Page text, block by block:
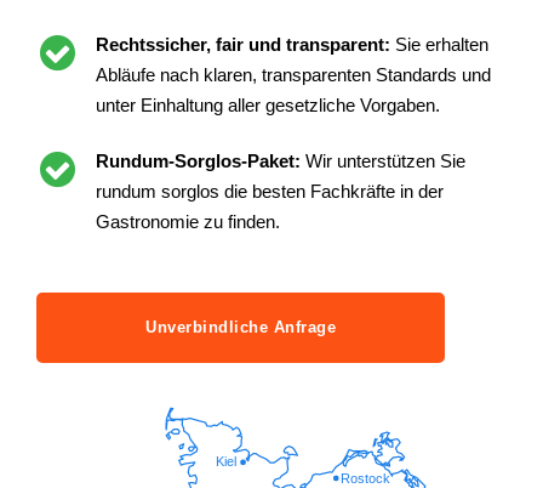
Rechtssicher, fair und transparent: Sie erhalten
Abläufe nach klaren, transparenten Standards und
unter Einhaltung aller gesetzliche Vorgaben.
Rundum-Sorglos-Paket: Wir unterstützen Sie
rundum sorglos die besten Fachkräfte in der
Gastronomie zu finden.
Unverbindliche Anfrage
Rostock
Kiel